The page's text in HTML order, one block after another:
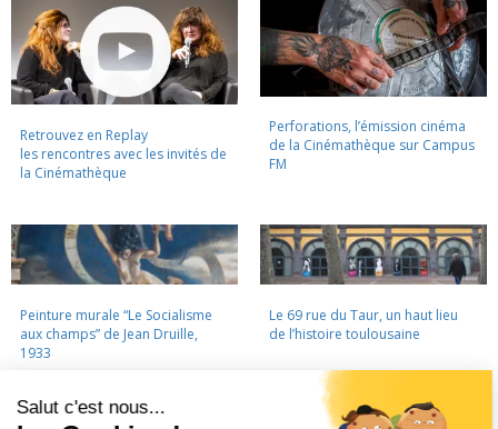
Retrouvez en Replay
les rencontres avec les invités de
la Cinémathèque
Perforations, l’émission cinéma
de la Cinémathèque sur Campus
FM
Peinture murale “Le Socialisme
aux champs” de Jean Druille,
1933
Le 69 rue du Taur, un haut lieu
de l’histoire toulousaine